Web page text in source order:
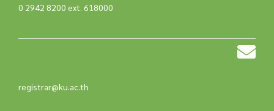
0 2942 8200 ext. 618000
registrar@ku.ac.th